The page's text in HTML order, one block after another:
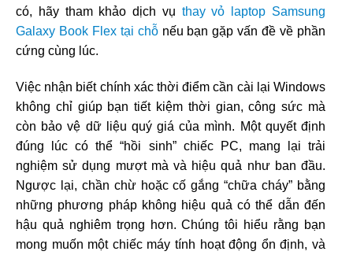
có, hãy tham khảo dịch vụ thay vỏ laptop Samsung
Galaxy Book Flex tại chỗnếu bạn gặp vấn đề về phần
cứng cùng lúc.
Việc nhận biết chính xác thời điểm cần cài lại Windows
không chỉ giúp bạn tiết kiệm thời gian, công sức mà
còn bảo vệ dữ liệu quý giá của mình. Một quyết định
đúng lúc có thể “hồi sinh” chiếc PC, mang lại trải
nghiệm sử dụng mượt mà và hiệu quả như ban đầu.
Ngược lại, chần chừ hoặc cố gắng “chữa cháy” bằng
những phương pháp không hiệu quả có thể dẫn đến
hậu quả nghiêm trọng hơn. Chúng tôi hiểu rằng bạn
mong muốn một chiếc máy tính hoạt động ổn định, và